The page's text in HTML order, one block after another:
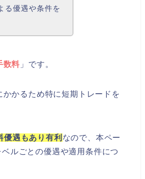
る優遇や条件を
数料 」です。
かるため特に短期トレードを
遇もあり有利 なので、本ペー
ルごとの優遇や適用条件につ